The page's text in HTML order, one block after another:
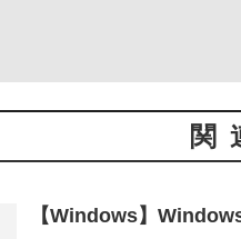
関
【Windows】